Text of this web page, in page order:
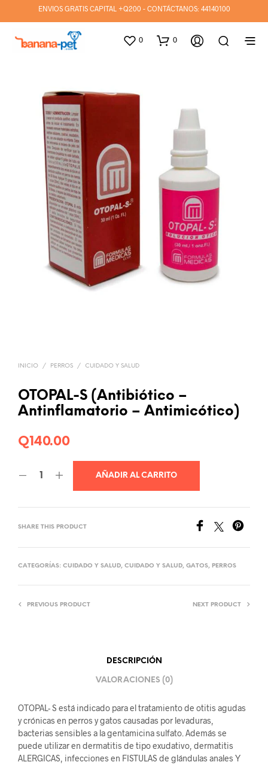
ENVIOS GRATIS CAPITAL +Q200 - CONTÁCTANOS: 44140100
0 0
INICIO / PERROS / CUIDADO Y SALUD
OTOPAL-S (Antibiótico –
Antinflamatorio – Antimicótico)
Q140.00
AÑADIR AL CARRITO
SHARE THIS PRODUCT
CATEGORÍAS: CUIDADO Y SALUD, CUIDADO Y SALUD, GATOS, PERROS
PREVIOUS PRODUCT NEXT PRODUCT
DESCRIPCIÓN
VALORACIONES (0)
OTOPAL- S está indicado para el tratamiento de otitis agudas
y crónicas en perros y gatos causadas por levaduras,
bacterias sensibles a la gentamicina sulfato. Además se
puede utilizar en dermatitis de tipo exudativo, dermatitis
ALERGICAS, infecciones en FISTULAS de glándulas anales Y